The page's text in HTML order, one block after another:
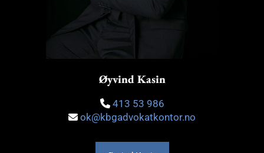
Øyvind Kasin
 413 53 986
 ok@kbgadvokatkontor.no